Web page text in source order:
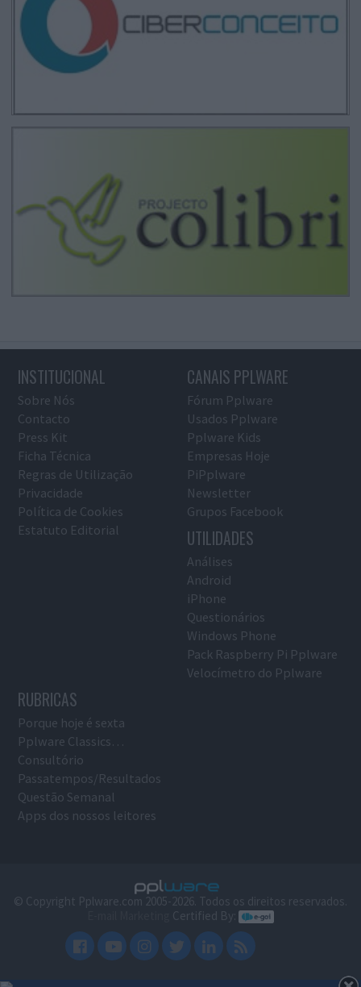
INSTITUCIONAL
Sobre Nós
Contacto
Press Kit
Ficha Técnica
Regras de Utilização
Privacidade
Política de Cookies
Estatuto Editorial
CANAIS PPLWARE
Fórum Pplware
Usados Pplware
Pplware Kids
Empresas Hoje
PiPplware
Newsletter
Grupos Facebook
UTILIDADES
Análises
Android
iPhone
Questionários
Windows Phone
Pack Raspberry Pi Pplware
Velocímetro do Pplware
RUBRICAS
Porque hoje é sexta
Pplware Classics…
Consultório
Passatempos/Resultados
Questão Semanal
Apps dos nossos leitores
© Copyright Pplware.com 2005-2026. Todos os direitos reservados.
Certified By: